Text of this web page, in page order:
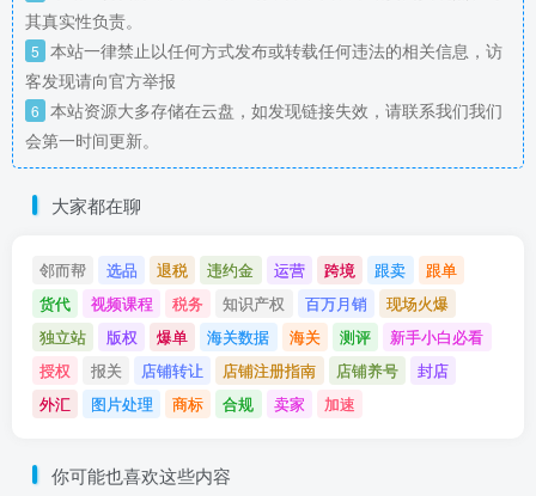
其真实性负责。
5 本站一律禁止以任何方式发布或转载任何违法的相关信息，访
客发现请向官方举报
6 本站资源大多存储在云盘，如发现链接失效，请联系我们我们
会第一时间更新。
大家都在聊
邻而帮 选品 退税 违约金 运营 跨境 跟卖
跟单
货代
视频课程 税务 知识产权 百万月销
现场火爆
独立站
版权 爆单 海关数据 海关 测评
新手小白必看
授权
报关 店铺转让 店铺注册指南 店铺养号
封店
外汇
图片处理 商标 合规 卖家 加速
你可能也喜欢这些内容